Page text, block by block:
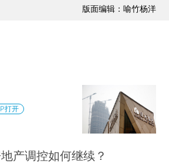
版面编辑：喻竹杨洋
打开
产调控如何继续？